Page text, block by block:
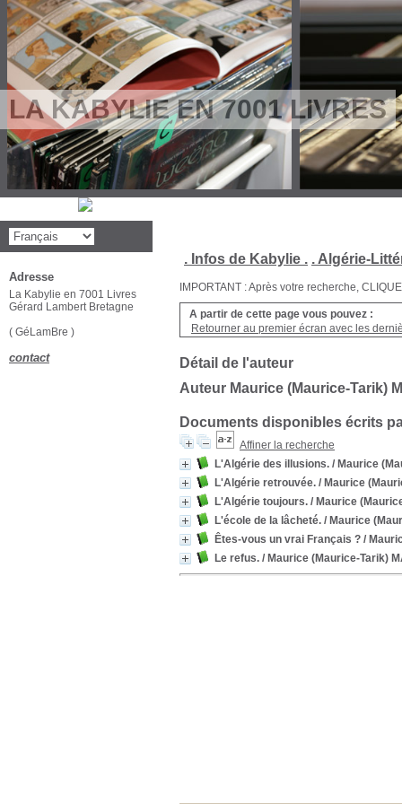
LA KABYLIE EN 7001 LIVRES
. Infos de Kabylie . . Algérie-
IMPORTANT : Après votre recherche,
A partir de cette page vous pouvez :
Retourner au premier écran avec les
Détail de l'auteur
Auteur Maurice (Maurice-Tarik)
Documents disponibles écrits
Affiner la recherche
L'Algérie des illusions. / Maurice
L'Algérie retrouvée. / Maurice
L'Algérie toujours. / Maurice
L'école de la lâcheté. / Maurice
Êtes-vous un vrai Français ? /
Le refus. / Maurice (Maurice-Tarik)
Adresse
La Kabylie en 7001 Livres
Gérard Lambert Bretagne
( GéLamBre )
contact